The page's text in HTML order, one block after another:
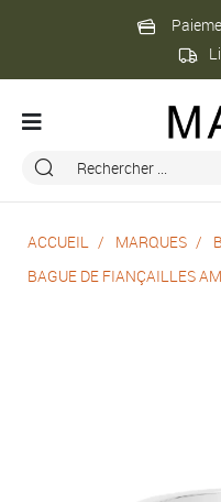
ACCUEIL MARQUES
BAGUE DE FIANÇAILLES